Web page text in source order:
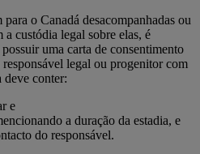
o Canadá desacompanhadas ou
a custódia legal sobre elas, é
uma carta de consentimento
legal ou progenitor com
deve conter:
e
a duração da estadia, e
do responsável.